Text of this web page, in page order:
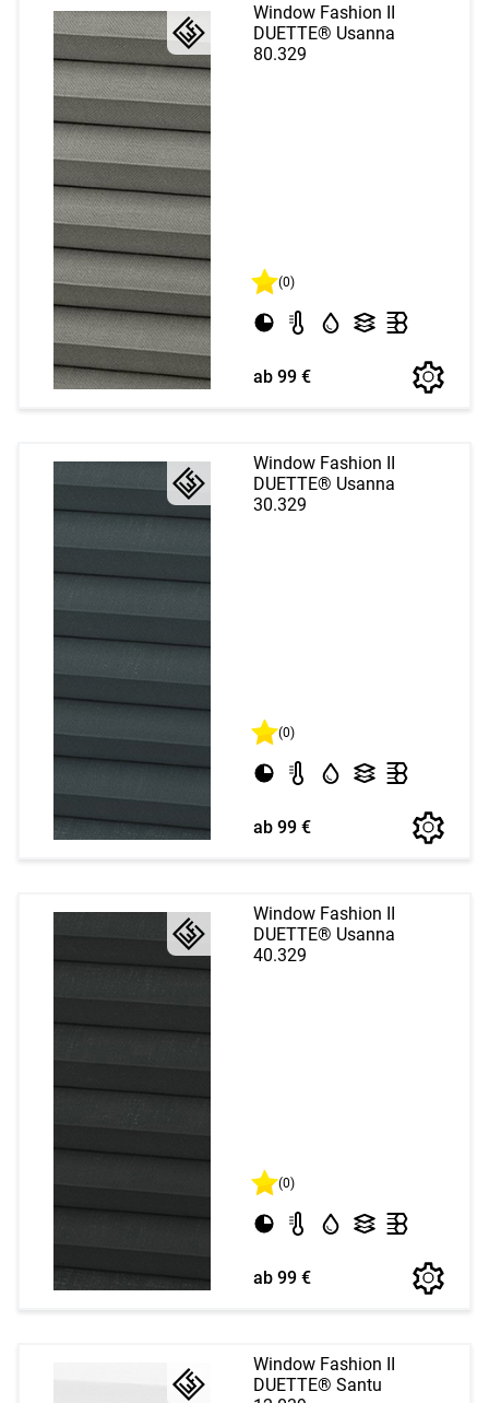
Window Fashion II
DUETTE® Usanna
80.329
(0)
ab 99 €
Window Fashion II
DUETTE® Usanna
30.329
(0)
ab 99 €
Window Fashion II
DUETTE® Usanna
40.329
(0)
ab 99 €
Window Fashion II
DUETTE® Santu